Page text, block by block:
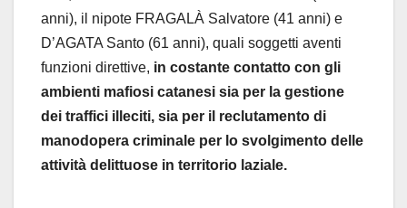
anni), il nipote FRAGALÀ Salvatore (41 anni) e
D’AGATA Santo (61 anni), quali soggetti aventi
funzioni direttive, in costante contatto con gli
ambienti mafiosi catanesi sia per la gestione
dei traffici illeciti, sia per il reclutamento di
manodopera criminale per lo svolgimento delle
attività delittuose in territorio laziale.